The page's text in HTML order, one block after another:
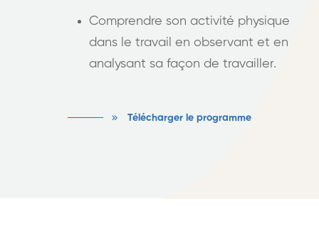
Comprendre son activité physique
dans le travail en observant et en
analysant sa façon de travailler.
Télécharger le programme